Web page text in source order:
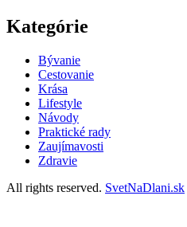
Kategórie
Bývanie
Cestovanie
Krása
Lifestyle
Návody
Praktické rady
Zaujímavosti
Zdravie
All rights reserved. SvetNaDlani.sk